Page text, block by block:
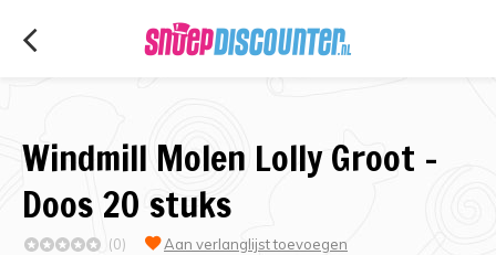
Windmill Molen Lolly Groot -
Doos 20 stuks
(0) Aan verlanglijst toevoegen